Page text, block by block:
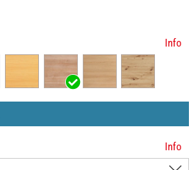
Info
Info